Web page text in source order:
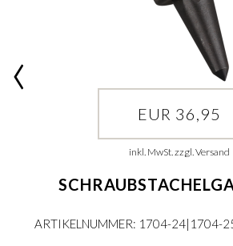
EUR 36,95
inkl. MwSt. zzgl. Versand
ARTIKELNUMMER: 1704-24|1704-